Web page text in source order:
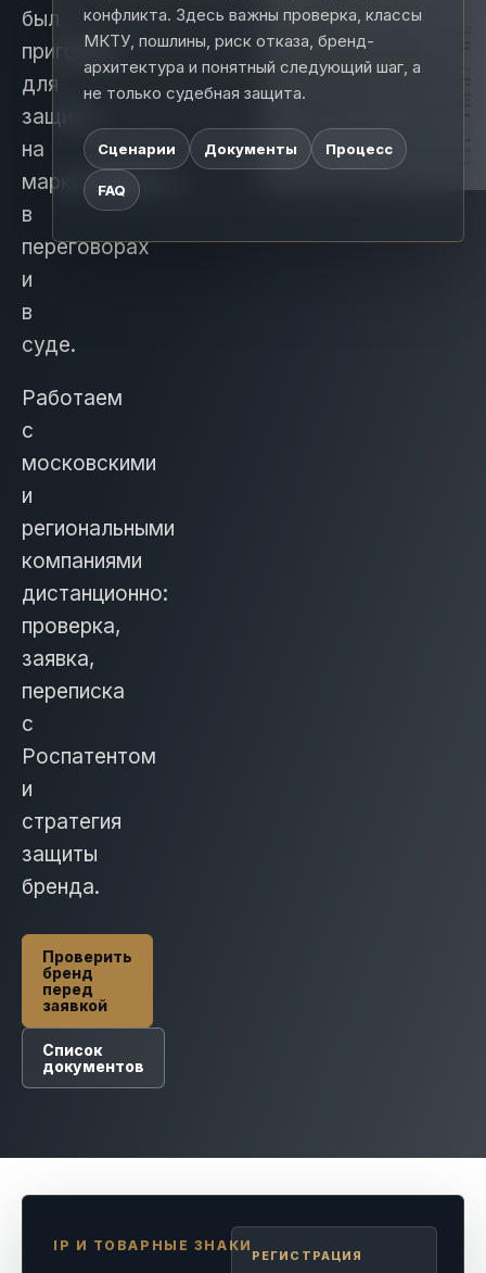
был
пригоден
для
защиты
на
маркетплейсах,
в
переговорах
и
в
суде.
Работаем
с
московскими
и
региональными
компаниями
дистанционно:
проверка,
заявка,
переписка
с
Роспатентом
и
стратегия
защиты
бренда.
Проверить
бренд
перед
заявкой
Список
документов
конфликта. Здесь важны проверка, классы
МКТУ, пошлины, риск отказа, бренд-
архитектура и понятный следующий шаг, а
не только судебная защита.
Сценарии Документы Процесс
FAQ
IP И ТОВАРНЫЕ ЗНАКИ
РЕГИСТРАЦИЯ